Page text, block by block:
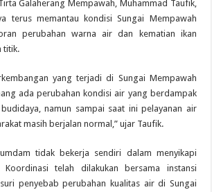
Galaherang Mempawah, Muhammad Taufik,
terus memantau kondisi Sungai Mempawah
perubahan warna air dan kematian ikan
titik.
yang terjadi di Sungai Mempawah
ada perubahan kondisi air yang berdampak
namun sampai saat ini pelayanan air
masih berjalan normal,” ujar Taufik.
tidak bekerja sendiri dalam menyikapi
Koordinasi telah dilakukan bersama instansi
penyebab perubahan kualitas air di Sungai